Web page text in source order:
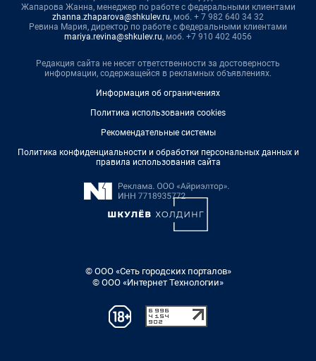
Жапарова Жанна, менеджер по работе с федеральными клиентами
zhanna.zhaparova@shkulev.ru, моб. + 7 982 640 34 32
Ревина Мария, директор по работе с федеральными клиентами
mariya.revina@shkulev.ru, моб. +7 910 402 4056
Редакция сайта не несет ответственности за достоверность
информации, содержащейся в рекламных объявлениях.
Информация об ограничениях
Политика использования cookies
Рекомендательные системы
Политика конфиденциальности и обработки персональных данных и
правила использования сайта
© ООО «Сеть городских порталов»
© ООО «Интернет Технологии»